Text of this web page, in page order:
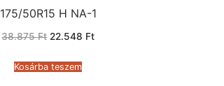
175/50R15 H NA-1
38.875Ft Original
38.875 Ft.
22.548 FtCurrent
Kosárba teszem